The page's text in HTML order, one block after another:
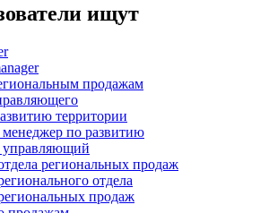
ищут
продажам
территории
по развитию
управляющий
региональных продаж
отдела
продаж